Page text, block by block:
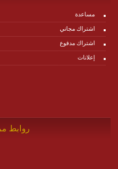
مساعدة
اشتراك مجاني
اشتراك مدفوع
إعلانات
روابط